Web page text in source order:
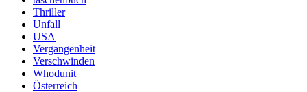
Thriller
Unfall
USA
Vergangenheit
Verschwinden
Whodunit
Österreich